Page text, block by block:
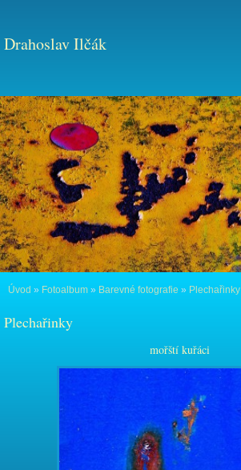
Drahoslav Ilčák
Úvod » Fotoalbum » Barevné fotografie » Plechařinky
Plechařinky
mořští kuřáci